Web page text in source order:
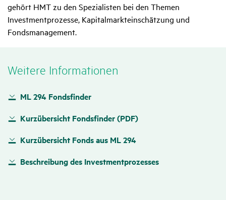
gehört HMT zu den Spezialisten bei den Themen
Investmentprozesse, Kapitalmarkteinschätzung und
Fondsmanagement.
Weitere Infor­ma­tionen
ML 294 Fondsfinder
Kurzübersicht Fondsfinder (PDF)
Kurzübersicht Fonds aus ML 294
Beschreibung des Investmentprozesses